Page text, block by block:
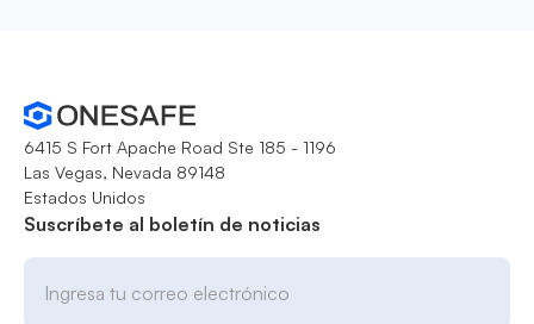
6415 S Fort Apache Road Ste 185 - 1196
Las Vegas, Nevada 89148
Estados Unidos
Suscríbete al boletín de noticias